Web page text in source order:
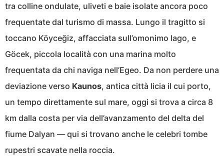
tra colline ondulate, uliveti e baie isolate ancora poco
frequentate dal turismo di massa. Lungo il tragitto si
toccano Köyceğiz, affacciata sull’omonimo lago, e
Göcek, piccola località con una marina molto
frequentata da chi naviga nell’Egeo. Da non perdere una
deviazione verso Kaunos, antica città licia il cui porto,
un tempo direttamente sul mare, oggi si trova a circa 8
km dalla costa per via dell’avanzamento del delta del
fiume Dalyan — qui si trovano anche le celebri tombe
rupestri scavate nella roccia.